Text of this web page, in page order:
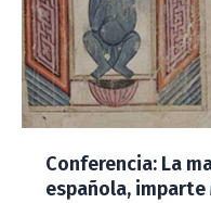
Conferencia: La
española, imparte